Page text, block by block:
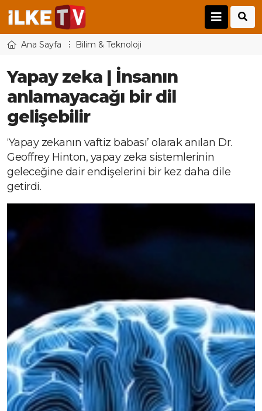
Ana Sayfa Bilim & Teknoloji
Yapay zeka | İnsanın
anlamayacağı bir dil
gelişebilir
‘Yapay zekanın vaftiz babası’ olarak anılan Dr.
Geoffrey Hinton, yapay zeka sistemlerinin
geleceğine dair endişelerini bir kez daha dile
getirdi.